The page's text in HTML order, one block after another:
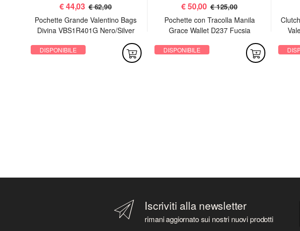
€44,03 € 62,90
Pochette Grande Valentino Bags
Divina VBS1R401G Nero/Silver
DISPONIBILE
€50,00 € 125,00
Pochette con Tracolla Manila
Grace Wallet D237 Fucsia
DISPONIBILE
Iscriviti alla newsletter
rimani aggiornato sui nostri nuovi prodotti